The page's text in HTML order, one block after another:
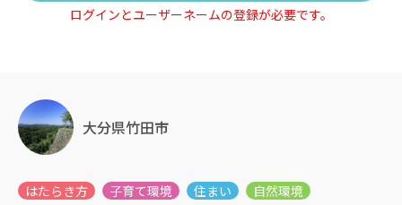
ログインとユーザーネームの登録が必要です。
大分県竹田市